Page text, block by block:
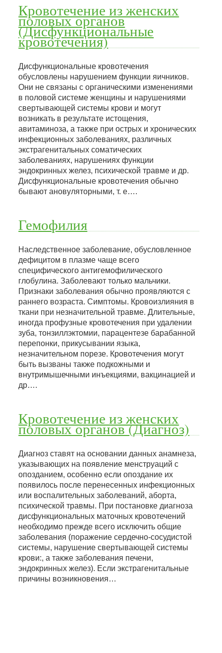
Кровотечение из женских
половых органов
(Дисфункциональные
кровотечения)
Дисфункциональные кровотечения
обусловлены нарушением функции яичников.
Они не связаны с органическими изменениями
в половой системе женщины и нарушениями
свертывающей системы крови и могут
возникать в результате истощения,
авитаминоза, а также при острых и хронических
инфекционных заболеваниях, различных
экстрагенитальных соматических
заболеваниях, нарушениях функции
эндокринных желез, психической травме и др.
Дисфункциональные кровотечения обычно
бывают ановуляторными, т. е….
Гемофилия
Наследственное заболевание, обусловленное
дефицитом в плазме чаще всего
специфического антигемофилического
глобулина. Заболевают только мальчики.
Признаки заболевания обычно проявляются с
раннего возраста. Симптомы. Кровоизлияния в
ткани при незначительной травме. Длительные,
иногда профузные кровотечения при удалении
зуба, тонзиллэктомии, парацентезе барабанной
перепонки, прикусывании языка,
незначительном порезе. Кровотечения могут
быть вызваны также подкожными и
внутримышечными инъекциями, вакцинацией и
др….
Кровотечение из женских
половых органов (Диагноз)
Диагноз ставят на основании данных анамнеза,
указывающих на появление менструаций с
опозданием, особенно если опоздание их
появилось после перенесенных инфекционных
или воспалительных заболеваний, аборта,
психической травмы. При постановке диагноза
дисфункциональных маточных кровотечений
необходимо прежде всего исключить общие
заболевания (поражение сердечно-сосудистой
системы, нарушение свертывающей системы
крови:, а также заболевания печени,
эндокринных желез). Если экстрагенитальные
причины возникновения…